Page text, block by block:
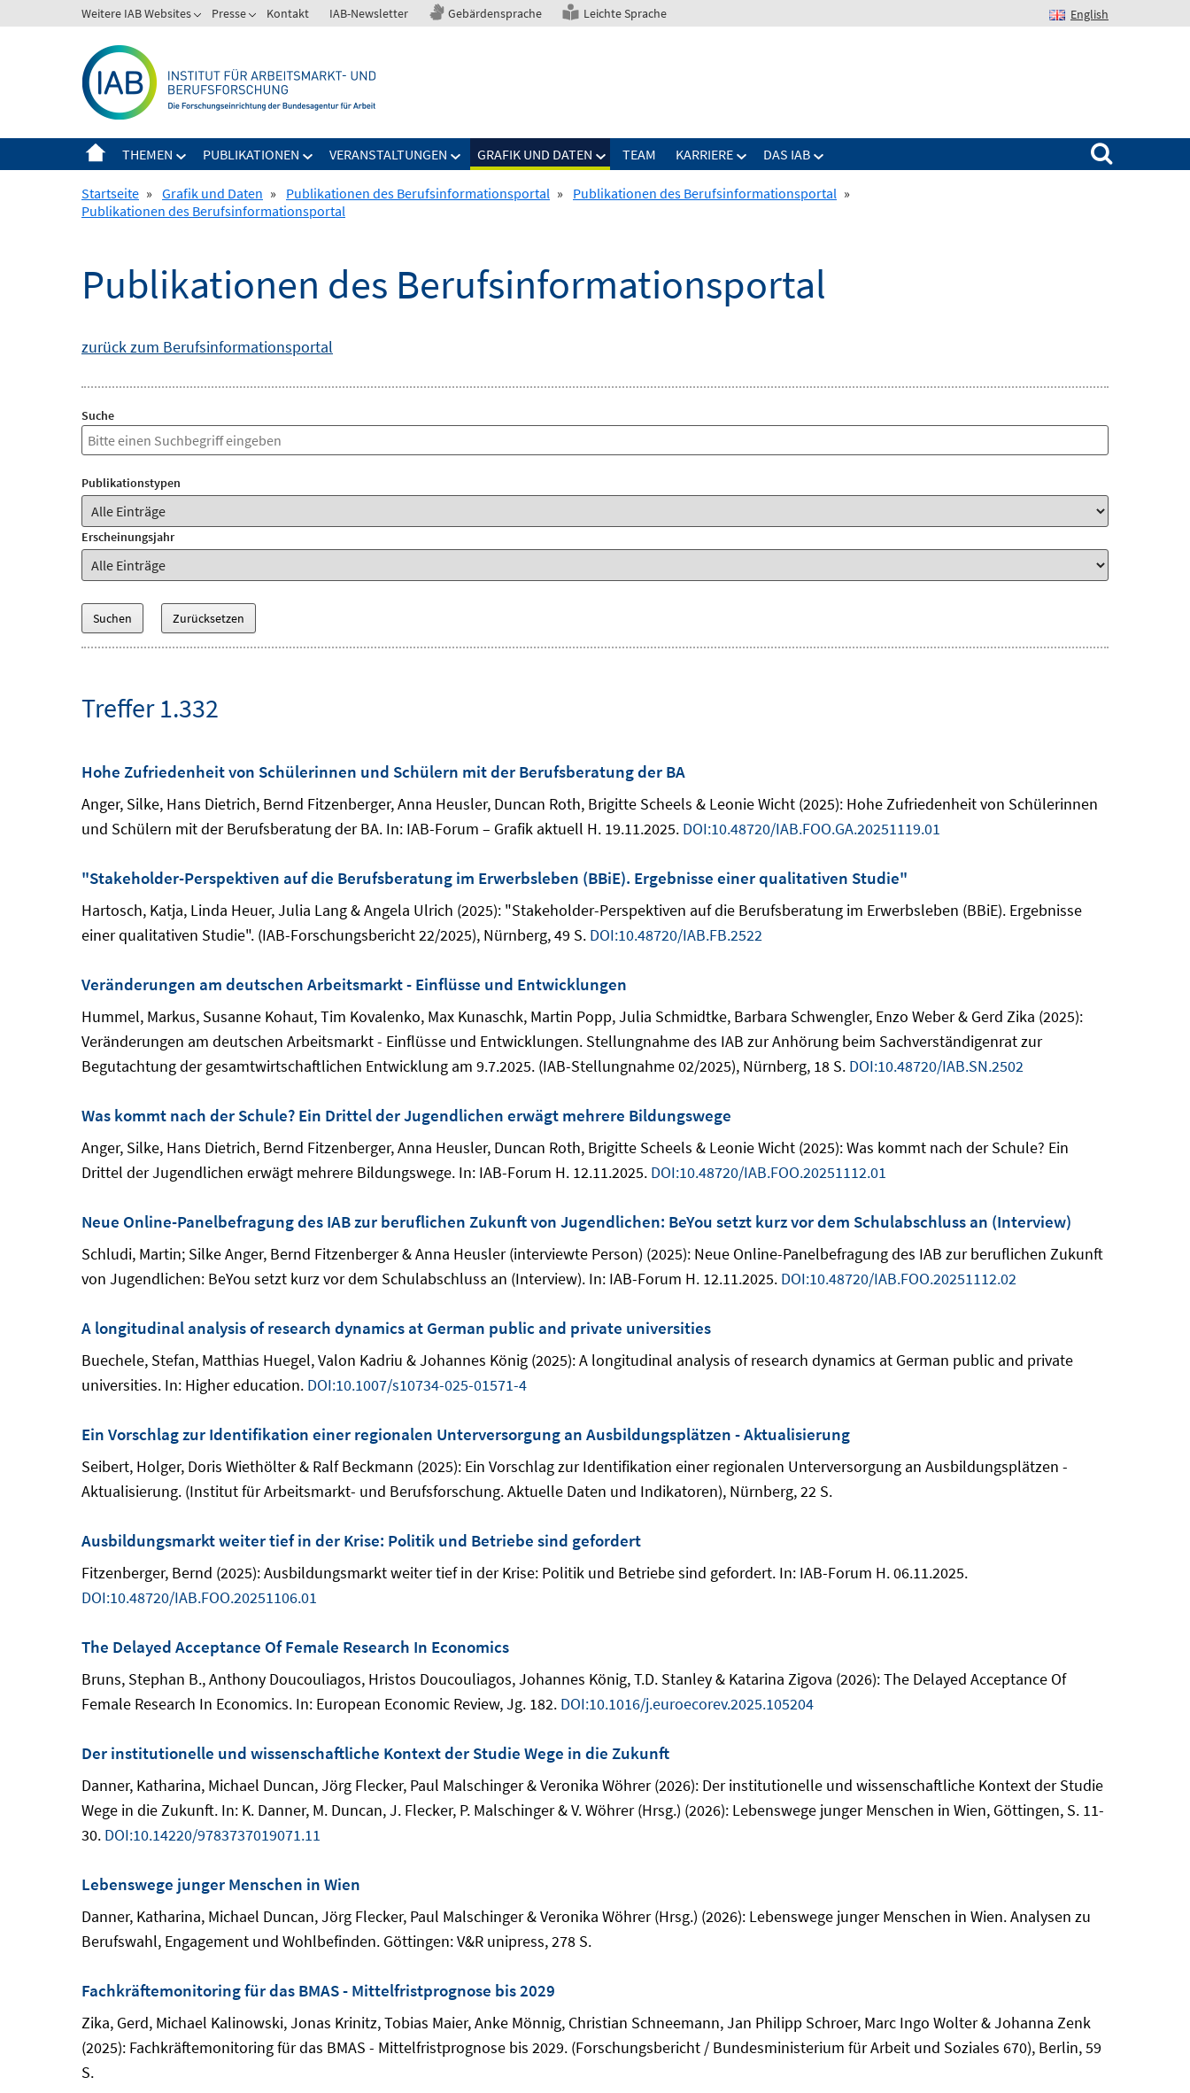
zum
Weitere IAB Websites Presse Kontakt IAB-Newsletter Gebärdensprache Leichte Sprache English
THEMEN PUBLIKATIONEN VERANSTALTUNGEN GRAFIK UND DATEN TEAM KARRIERE DAS IAB
Suchen nach:
Startseite » Grafik und Daten » Publikationen des Berufsinformationsportal » Publikationen des Berufsinformationsportal »
Publikationen des Berufsinformationsportal
Publikationen des Berufsinformationsportal
zurück zum Berufsinformationsportal
Suche
Publikationstypen
Erscheinungsjahr
Treffer 1.332
Hohe Zufriedenheit von Schülerinnen und Schülern mit der Berufsberatung der BA
Anger, Silke, Hans Dietrich, Bernd Fitzenberger, Anna Heusler, Duncan Roth, Brigitte Scheels & Leonie Wicht (2025): Hohe Zufriedenheit von Schülerinnen
und Schülern mit der Berufsberatung der BA. In: IAB-Forum – Grafik aktuell H. 19.11.2025. DOI:10.48720/IAB.FOO.GA.20251119.01
"Stakeholder-Perspektiven auf die Berufsberatung im Erwerbsleben (BBiE). Ergebnisse einer qualitativen Studie"
Hartosch, Katja, Linda Heuer, Julia Lang & Angela Ulrich (2025): "Stakeholder-Perspektiven auf die Berufsberatung im Erwerbsleben (BBiE). Ergebnisse
einer qualitativen Studie". (IAB-Forschungsbericht 22/2025), Nürnberg, 49 S. DOI:10.48720/IAB.FB.2522
Veränderungen am deutschen Arbeitsmarkt - Einflüsse und Entwicklungen
Hummel, Markus, Susanne Kohaut, Tim Kovalenko, Max Kunaschk, Martin Popp, Julia Schmidtke, Barbara Schwengler, Enzo Weber & Gerd Zika (2025):
Veränderungen am deutschen Arbeitsmarkt - Einflüsse und Entwicklungen. Stellungnahme des IAB zur Anhörung beim Sachverständigenrat zur
Begutachtung der gesamtwirtschaftlichen Entwicklung am 9.7.2025. (IAB-Stellungnahme 02/2025), Nürnberg, 18 S. DOI:10.48720/IAB.SN.2502
Was kommt nach der Schule? Ein Drittel der Jugendlichen erwägt mehrere Bildungswege
Anger, Silke, Hans Dietrich, Bernd Fitzenberger, Anna Heusler, Duncan Roth, Brigitte Scheels & Leonie Wicht (2025): Was kommt nach der Schule? Ein
Drittel der Jugendlichen erwägt mehrere Bildungswege. In: IAB-Forum H. 12.11.2025. DOI:10.48720/IAB.FOO.20251112.01
Neue Online-Panelbefragung des IAB zur beruflichen Zukunft von Jugendlichen: BeYou setzt kurz vor dem Schulabschluss an (Interview)
Schludi, Martin; Silke Anger, Bernd Fitzenberger & Anna Heusler (interviewte Person) (2025): Neue Online-Panelbefragung des IAB zur beruflichen Zukunft
von Jugendlichen: BeYou setzt kurz vor dem Schulabschluss an (Interview). In: IAB-Forum H. 12.11.2025. DOI:10.48720/IAB.FOO.20251112.02
A longitudinal analysis of research dynamics at German public and private universities
Buechele, Stefan, Matthias Huegel, Valon Kadriu & Johannes König (2025): A longitudinal analysis of research dynamics at German public and private
universities. In: Higher education. DOI:10.1007/s10734-025-01571-4
Ein Vorschlag zur Identifikation einer regionalen Unterversorgung an Ausbildungsplätzen - Aktualisierung
Seibert, Holger, Doris Wiethölter & Ralf Beckmann (2025): Ein Vorschlag zur Identifikation einer regionalen Unterversorgung an Ausbildungsplätzen -
Aktualisierung. (Institut für Arbeitsmarkt- und Berufsforschung. Aktuelle Daten und Indikatoren), Nürnberg, 22 S.
Ausbildungsmarkt weiter tief in der Krise: Politik und Betriebe sind gefordert
Fitzenberger, Bernd (2025): Ausbildungsmarkt weiter tief in der Krise: Politik und Betriebe sind gefordert. In: IAB-Forum H. 06.11.2025.
DOI:10.48720/IAB.FOO.20251106.01
The Delayed Acceptance Of Female Research In Economics
Bruns, Stephan B., Anthony Doucouliagos, Hristos Doucouliagos, Johannes König, T.D. Stanley & Katarina Zigova (2026): The Delayed Acceptance Of
Female Research In Economics. In: European Economic Review, Jg. 182. DOI:10.1016/j.euroecorev.2025.105204
Der institutionelle und wissenschaftliche Kontext der Studie Wege in die Zukunft
Danner, Katharina, Michael Duncan, Jörg Flecker, Paul Malschinger & Veronika Wöhrer (2026): Der institutionelle und wissenschaftliche Kontext der Studie
Wege in die Zukunft. In: K. Danner, M. Duncan, J. Flecker, P. Malschinger & V. Wöhrer (Hrsg.) (2026): Lebenswege junger Menschen in Wien, Göttingen, S. 11-
30. DOI:10.14220/9783737019071.11
Lebenswege junger Menschen in Wien
Danner, Katharina, Michael Duncan, Jörg Flecker, Paul Malschinger & Veronika Wöhrer (Hrsg.) (2026): Lebenswege junger Menschen in Wien. Analysen zu
Berufswahl, Engagement und Wohlbefinden. Göttingen: V&R unipress, 278 S.
Fachkräftemonitoring für das BMAS - Mittelfristprognose bis 2029
Zika, Gerd, Michael Kalinowski, Jonas Krinitz, Tobias Maier, Anke Mönnig, Christian Schneemann, Jan Philipp Schroer, Marc Ingo Wolter & Johanna Zenk
(2025): Fachkräftemonitoring für das BMAS - Mittelfristprognose bis 2029. (Forschungsbericht / Bundesministerium für Arbeit und Soziales 670), Berlin, 59
S.